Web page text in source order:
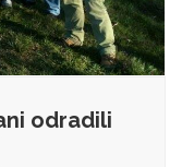
odradili